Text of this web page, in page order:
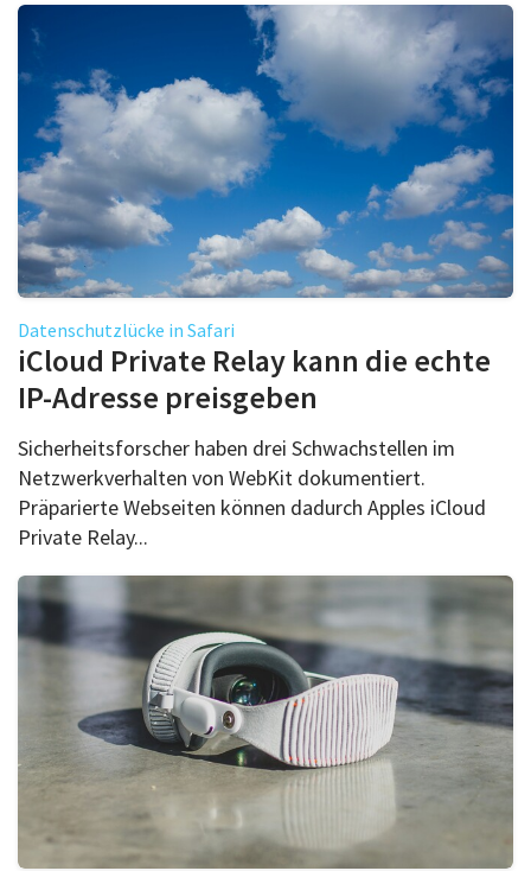
Datenschutzlücke in Safari
iCloud Private Relay kann die echte
IP-Adresse preisgeben
Sicherheitsforscher haben drei Schwachstellen im
Netzwerkverhalten von WebKit dokumentiert.
Präparierte Webseiten können dadurch Apples iCloud
Private Relay...